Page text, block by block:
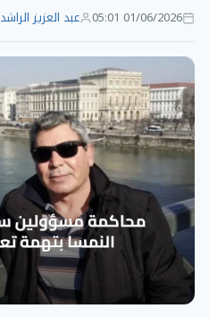
01/06/2026 05:01 عبد العزيز الراشد